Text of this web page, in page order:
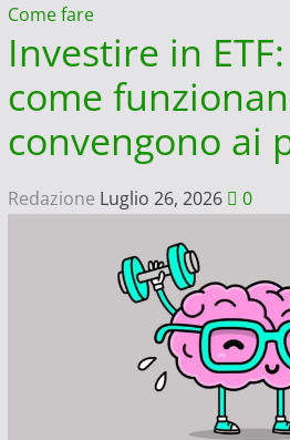
Come fare
Investire in
come
convengono ai
Redazione Luglio 26, 2026 0